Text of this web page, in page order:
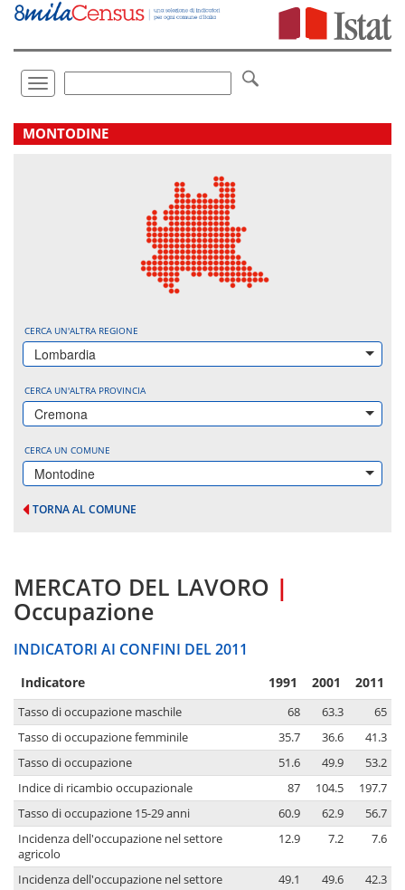
Vai
direttamente
Toggle
navigation
.
MONTODINE
CERCA UN'ALTRA REGIONE
Lombardia
CERCA UN'ALTRA PROVINCIA
Cremona
CERCA UN COMUNE
Montodine
TORNA AL COMUNE
MERCATO DEL LAVORO |
Occupazione
INDICATORI AI CONFINI DEL 2011
Indicatore 1991 2001 2011
Tasso di occupazione maschile 68 63.3
65
Tasso di occupazione femminile
35.7 36.6
41.3
Tasso di occupazione
51.6 49.9
53.2
Indice di ricambio occupazionale
87 104.5
197.7
Tasso di occupazione 15-29 anni
60.9 62.9
56.7
Incidenza dell'occupazione nel settore
agricolo
12.9 7.2 7.6
Incidenza dell'occupazione nel settore
49.1 49.6 42.3